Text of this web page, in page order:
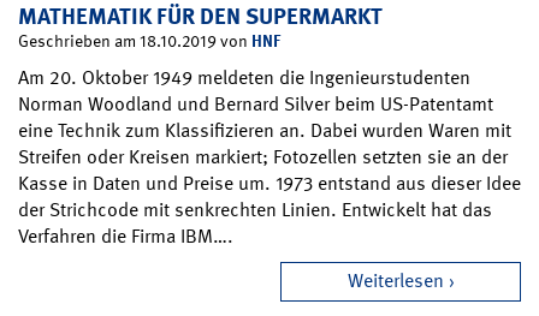
MATHEMATIK FÜR DEN SUPERMARKT
Geschrieben am 18.10.2019 von HNF
Am 20. Oktober 1949 meldeten die Ingenieurstudenten
Norman Woodland und Bernard Silver beim US-Patentamt
eine Technik zum Klassifizieren an. Dabei wurden Waren mit
Streifen oder Kreisen markiert; Fotozellen setzten sie an der
Kasse in Daten und Preise um. 1973 entstand aus dieser Idee
der Strichcode mit senkrechten Linien. Entwickelt hat das
Verfahren die Firma IBM….
Weiterlesen